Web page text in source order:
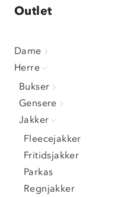
Outlet
Dame
Herre
Bukser
Gensere
Jakker
Fleecejakker
Fritidsjakker
Parkas
Regnjakker